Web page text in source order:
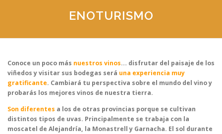
LA CASA ACTIVIDADES
ENOTURISMO
Conoce un poco más nuestros vinos… disfrutar del paisaje de los
viñedos y visitar sus bodegas será una experiencia muy
gratificante. Cambiará tu perspectiva sobre el mundo del vino y
probarás los mejores vinos de nuestra tierra.
Son diferentes a los de otras provincias porque se cultivan
distintos tipos de uvas. Principalmente se trabaja con la
moscatel de Alejandría, la Monastrell y Garnacha. El sol durante